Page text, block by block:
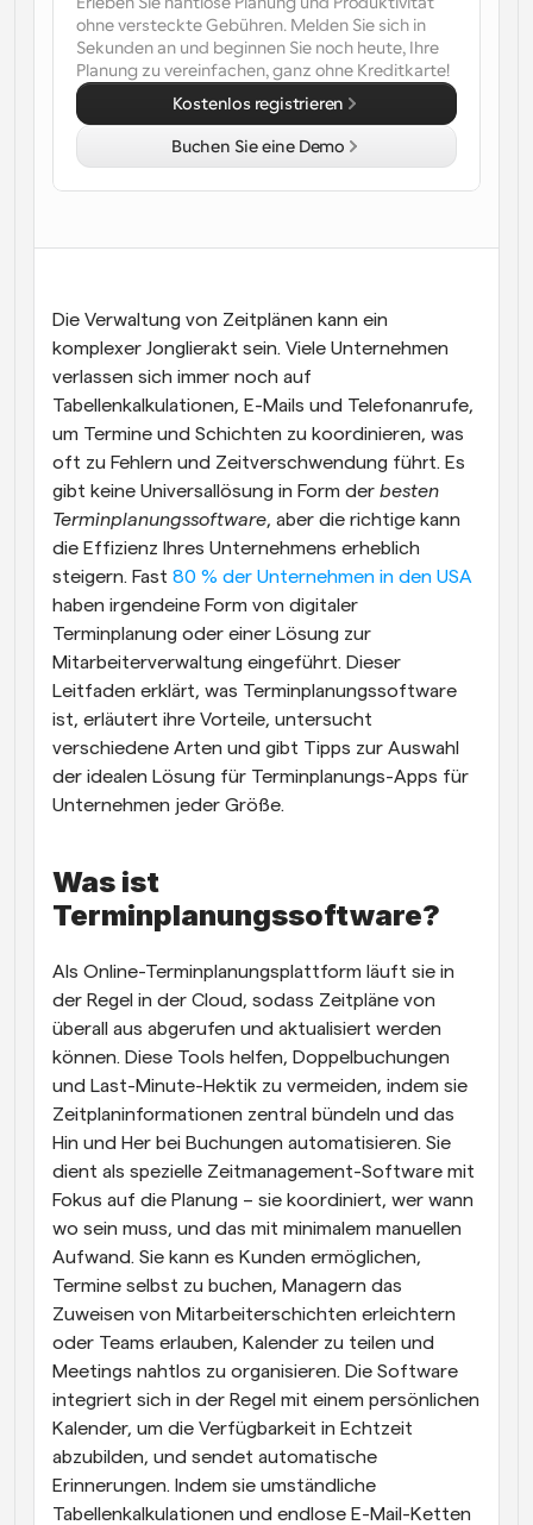
Arbeitsabläufe
Automatisieren Sie die Planung und Erinnerungen
Bleiben Sie auf dem Laufenden über die neuesten
Nachrichten und Updates.
Nahtlos Meetings mit mehreren Personen buchen
Webhooks
passiert
Die Verwaltung von Zeitplänen kann ein
komplexer Jonglierakt sein. Viele Unternehmen
verlassen sich immer noch auf
Tabellenkalkulationen, E-Mails und Telefonanrufe,
um Termine und Schichten zu koordinieren, was
oft zu Fehlern und Zeitverschwendung führt. Es
gibt keine Universallösung in Form der besten
Terminplanungssoftware, aber die richtige kann
die Effizienz Ihres Unternehmens erheblich
steigern. Fast 80 % der Unternehmen in den USA
haben irgendeine Form von digitaler
Terminplanung oder einer Lösung zur
Mitarbeiterverwaltung eingeführt. Dieser
Leitfaden erklärt, was Terminplanungssoftware
ist, erläutert ihre Vorteile, untersucht
verschiedene Arten und gibt Tipps zur Auswahl
der idealen Lösung für Terminplanungs-Apps für
Unternehmen jeder Größe.
Was ist
Terminplanungssoftware?
Als Online-Terminplanungsplattform läuft sie in
der Regel in der Cloud, sodass Zeitpläne von
überall aus abgerufen und aktualisiert werden
können. Diese Tools helfen, Doppelbuchungen
und Last-Minute-Hektik zu vermeiden, indem sie
Zeitplaninformationen zentral bündeln und das
Hin und Her bei Buchungen automatisieren. Sie
dient als spezielle Zeitmanagement-Software mit
Fokus auf die Planung – sie koordiniert, wer wann
wo sein muss, und das mit minimalem manuellen
Aufwand. Sie kann es Kunden ermöglichen,
Termine selbst zu buchen, Managern das
Zuweisen von Mitarbeiterschichten erleichtern
oder Teams erlauben, Kalender zu teilen und
Meetings nahtlos zu organisieren. Die Software
integriert sich in der Regel mit einem persönlichen
Kalender, um die Verfügbarkeit in Echtzeit
abzubilden, und sendet automatische
Erinnerungen. Indem sie umständliche
Tabellenkalkulationen und endlose E-Mail-Ketten
ohne versteckte Gebühren. Melden Sie sich in
Sekunden an und beginnen Sie noch heute, Ihre
Planung zu vereinfachen, ganz ohne Kreditkarte!
Kostenlos registrieren
Buchen Sie eine Demo